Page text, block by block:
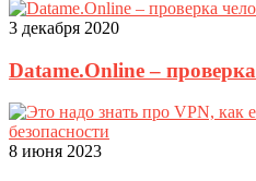
3 декабря 2020
Datame.Online –
8 июня 2023